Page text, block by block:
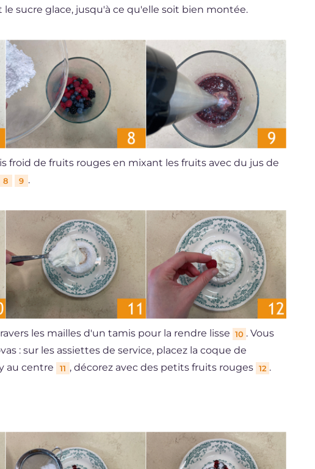
le sucre glace, jusqu'à ce qu'elle soit bien montée.
froid de fruits rouges en mixant les fruits avec du jus de
8 9 .
les mailles d'un tamis pour la rendre lisse 10 . Vous
: sur les assiettes de service, placez la coque de
au centre
11 , décorez avec des petits fruits rouges 12 .